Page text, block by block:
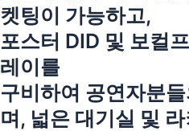
켓팅이 가능하고,
포스터 DID 및 보컬
레이를
구비하여 공연자분
며, 넓은 대기실 및